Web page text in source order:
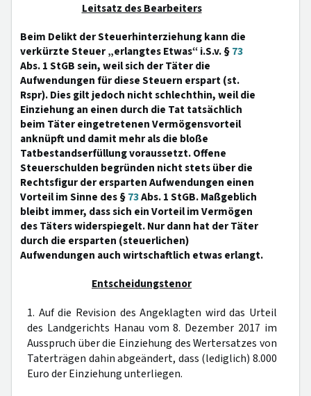
Leitsatz des Bearbeiters
Beim Delikt der Steuerhinterziehung kann die
verkürzte Steuer „erlangtes Etwas“ i.S.v. §73
Abs. 1 StGB sein, weil sich der Täter die
Aufwendungen für diese Steuern erspart (st.
Rspr). Dies gilt jedoch nicht schlechthin, weil die
Einziehung an einen durch die Tat tatsächlich
beim Täter eingetretenen Vermögensvorteil
anknüpft und damit mehr als die bloße
Tatbestandserfüllung voraussetzt. Offene
Steuerschulden begründen nicht stets über die
Rechtsfigur der ersparten Aufwendungen einen
Vorteil im Sinne des §73Abs. 1 StGB. Maßgeblich
bleibt immer, dass sich ein Vorteil im Vermögen
des Täters widerspiegelt. Nur dann hat der Täter
durch die ersparten (steuerlichen)
Aufwendungen auch wirtschaftlich etwas erlangt.
Entscheidungstenor
1. Auf die Revision des Angeklagten wird das Urteil
des Landgerichts Hanau vom 8. Dezember 2017 im
Ausspruch über die Einziehung des Wertersatzes von
Taterträgen dahin abgeändert, dass (lediglich) 8.000
Euro der Einziehung unterliegen.